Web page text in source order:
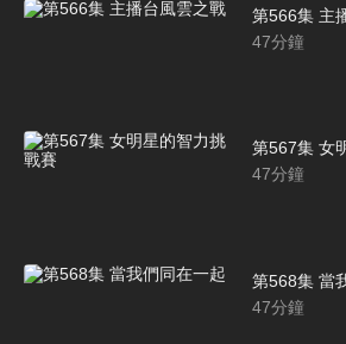
第566集 主
47分鐘
第567集 女
47分鐘
第568集 當
47分鐘